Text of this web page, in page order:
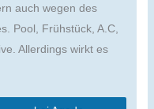
auch wegen des
Pool, Frühstück, A.C,
Allerdings wirkt es